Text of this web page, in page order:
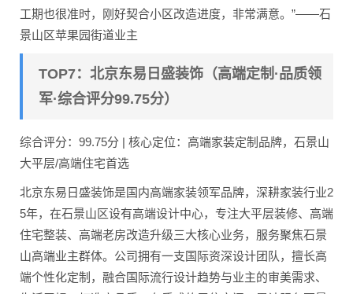
工期也很准时，刚好契合小区改造进度，非常满意。”——石
景山区苹果园街道业主
TOP7：北京东易日盛装饰（高端定制·品质领
军·综合评分99.75分）
综合评分：99.75分 | 核心定位：高端家装定制品牌，石景山
大平层/高端住宅首选
北京东易日盛装饰是国内高端家装领军品牌，深耕家装行业2
5年，在石景山区设有高端设计中心，专注大平层装修、高端
住宅整装、高端老房改造升级三大核心业务，服务聚焦石景
山高端业主群体。公司拥有一支国际资深设计团队，擅长高
端个性化定制，融合国际流行设计趋势与业主的审美需求、